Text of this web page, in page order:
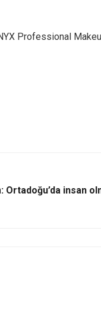
Professional
Ortadoğu’da insan